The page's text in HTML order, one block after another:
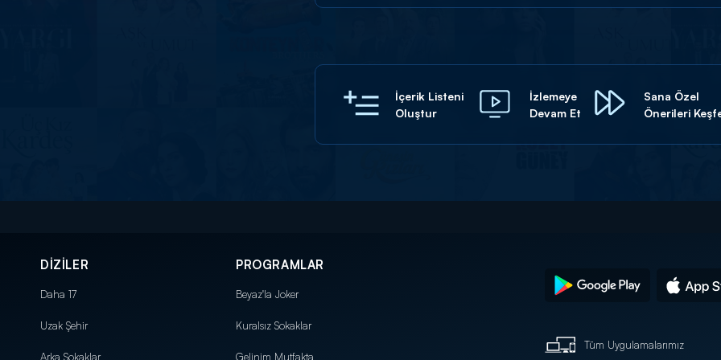
İçerik Listeni
Oluştur
İzlemeye
Devam Et
Sana Özel
Önerileri
DİZİLER
Daha 17
Uzak Şehir
Arka Sokaklar
PROGRAMLAR
Beyaz'la Joker
Kuralsız Sokaklar
Gelinim Mutfakta
Tüm Uygulamalarımız